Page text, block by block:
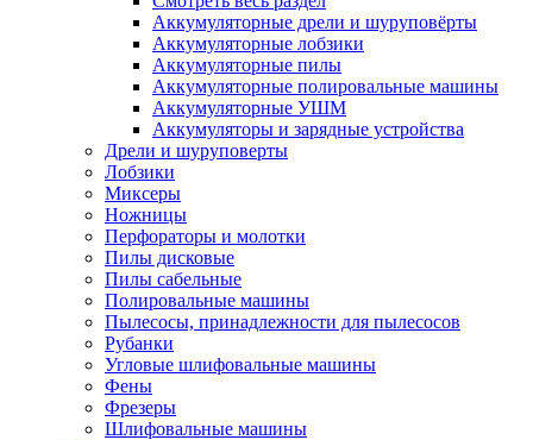
Аккумуляторные дрели и шуруповёрты
Аккумуляторные лобзики
Аккумуляторные пилы
Аккумуляторные полировальные машины
Аккумуляторные УШМ
Аккумуляторы и зарядные устройства
Дрели и шуруповерты
Лобзики
Миксеры
Ножницы
Перфораторы и молотки
Пилы дисковые
Пилы сабельные
Полировальные машины
Пылесосы, принадлежности для пылесосов
Рубанки
Угловые шлифовальные машины
Фены
Фрезеры
Шлифовальные машины